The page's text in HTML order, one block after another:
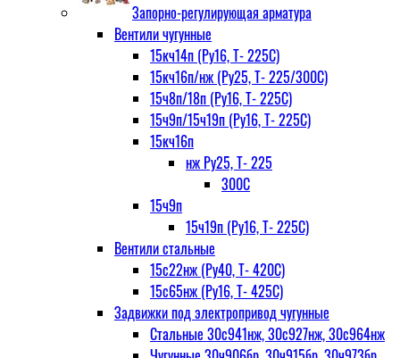
Запорно-регулирующая арматура
Вентили чугунные
15кч14п (Ру16, Т- 225С)
15кч16п/нж (Ру25, Т- 225/300С)
15ч8п/18п (Ру16, Т- 225С)
15ч9п/15ч19п (Ру16, Т- 225С)
15кч16п
нж Ру25, Т- 225
300С
15ч9п
15ч19п (Ру16, Т- 225С)
Вентили стальные
15с22нж (Ру40, Т- 420С)
15с65нж (Ру16, Т- 425С)
Задвижки под электропривод чугунные
Стальные 30с941нж, 30с927нж, 30с964нж